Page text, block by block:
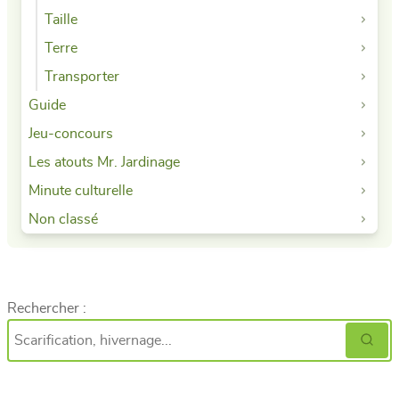
Taille
Terre
Transporter
Guide
Jeu-concours
Les atouts Mr. Jardinage
Minute culturelle
Non classé
Rechercher :